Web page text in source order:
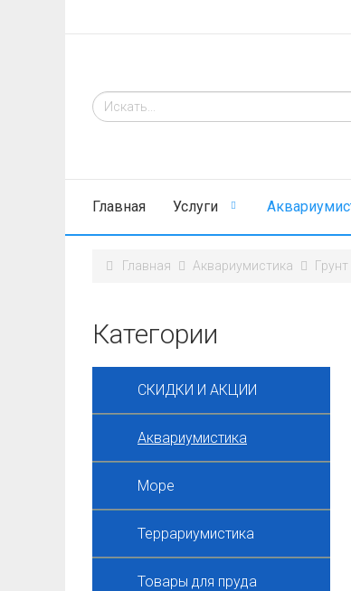
Главная Услуги
Главная Аквариумистика
Категории
СКИДКИ И АКЦИИ
Аквариумистика
Море
Террариумистика
Товары для пруда